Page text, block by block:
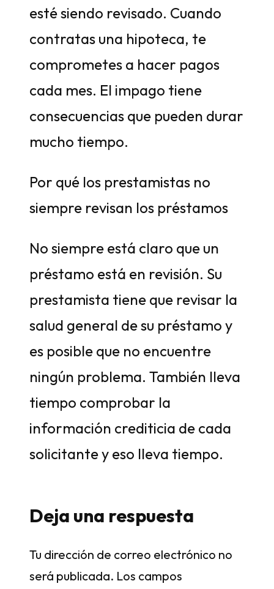
esté siendo revisado. Cuando
contratas una hipoteca, te
comprometes a hacer pagos
cada mes. El impago tiene
consecuencias que pueden durar
mucho tiempo.
Por qué los prestamistas no
siempre revisan los préstamos
No siempre está claro que un
préstamo está en revisión. Su
prestamista tiene que revisar la
salud general de su préstamo y
es posible que no encuentre
ningún problema. También lleva
tiempo comprobar la
información crediticia de cada
solicitante y eso lleva tiempo.
Deja una respuesta
Tu dirección de correo electrónico no
será publicada. Los campos